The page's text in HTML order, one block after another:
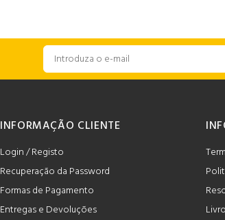
INFORMAÇÃO CLIENTE
Login / Registo
Recuperação da Password
Formas de Pagamento
Entregas e Devoluções